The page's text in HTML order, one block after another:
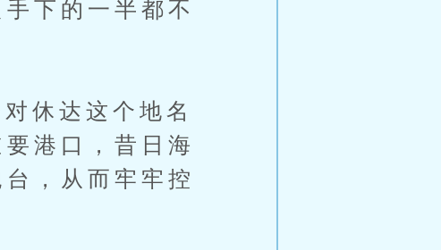
下的一半都不
休达这个地名
港口，昔日海
，从而牢牢控